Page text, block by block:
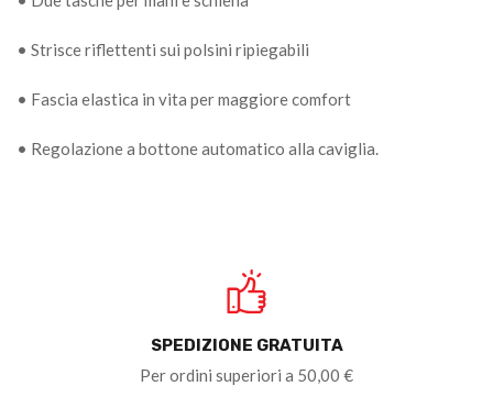
• Strisce riflettenti sui polsini ripiegabili
• Fascia elastica in vita per maggiore comfort
• Regolazione a bottone automatico alla caviglia.
SPEDIZIONE GRATUITA
Per ordini superiori a 50,00 €